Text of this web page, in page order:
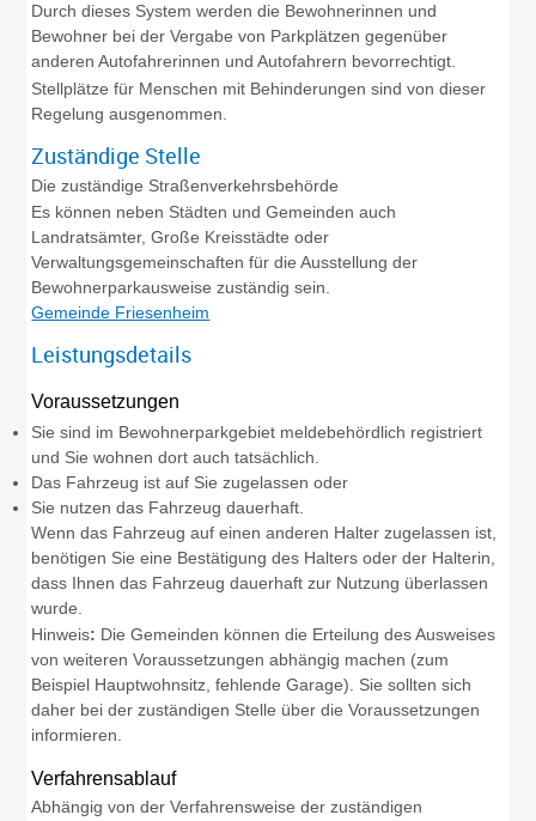
Durch dieses System werden die Bewohnerinnen und
Bewohner bei der Vergabe von Parkplätzen gegenüber
anderen Autofahrerinnen und Autofahrern bevorrechtigt.
Stellplätze für Menschen mit Behinderungen sind von dieser
Regelung ausgenommen.
Zuständige Stelle
Die zuständige Straßenverkehrsbehörde
Es können neben Städten und Gemeinden auch
Landratsämter, Große Kreisstädte oder
Verwaltungsgemeinschaften für die Ausstellung der
Bewohnerparkausweise zuständig sein.
Gemeinde Friesenheim
Leistungsdetails
Voraussetzungen
Sie sind im Bewohnerparkgebiet meldebehördlich registriert
und Sie wohnen dort auch tatsächlich.
Das Fahrzeug ist auf Sie zugelassen oder
Sie nutzen das Fahrzeug dauerhaft.
Wenn das Fahrzeug auf einen anderen Halter zugelassen ist,
benötigen Sie eine Bestätigung des Halters oder der Halterin,
dass Ihnen das Fahrzeug dauerhaft zur Nutzung überlassen
wurde.
Hinweis: Die Gemeinden können die Erteilung des Ausweises
von weiteren Voraussetzungen abhängig machen (zum
Beispiel Hauptwohnsitz, fehlende Garage). Sie sollten sich
daher bei der zuständigen Stelle über die Voraussetzungen
informieren.
Verfahrensablauf
Abhängig von der Verfahrensweise der zuständigen